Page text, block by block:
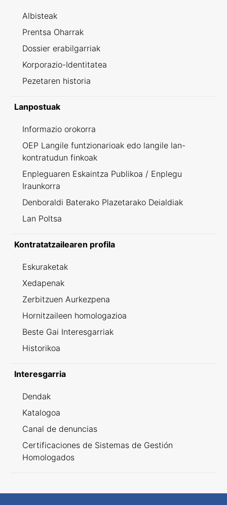
Albisteak
Prentsa Oharrak
Dossier erabilgarriak
Korporazio-Identitatea
Pezetaren historia
Lanpostuak
Informazio orokorra
OEP Langile funtzionarioak edo langile lan-
kontratudun finkoak
Enpleguaren Eskaintza Publikoa / Enplegu
Iraunkorra
Denboraldi Baterako Plazetarako Deialdiak
Lan Poltsa
Kontratatzailearen profila
Eskuraketak
Xedapenak
Zerbitzuen Aurkezpena
Hornitzaileen homologazioa
Beste Gai Interesgarriak
Historikoa
Interesgarria
Dendak
Katalogoa
Canal de denuncias
Certificaciones de Sistemas de Gestión
Homologados